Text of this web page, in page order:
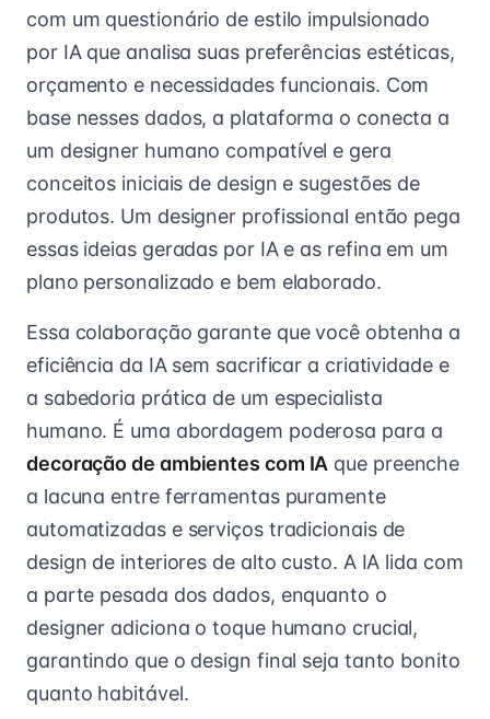
com um questionário de estilo impulsionado
por IA que analisa suas preferências estéticas,
orçamento e necessidades funcionais. Com
base nesses dados, a plataforma o conecta a
um designer humano compatível e gera
conceitos iniciais de design e sugestões de
produtos. Um designer profissional então pega
essas ideias geradas por IA e as refina em um
plano personalizado e bem elaborado.
Essa colaboração garante que você obtenha a
eficiência da IA sem sacrificar a criatividade e
a sabedoria prática de um especialista
humano. É uma abordagem poderosa para a
decoração de ambientes com IA que preenche
a lacuna entre ferramentas puramente
automatizadas e serviços tradicionais de
design de interiores de alto custo. A IA lida com
a parte pesada dos dados, enquanto o
designer adiciona o toque humano crucial,
garantindo que o design final seja tanto bonito
quanto habitável.